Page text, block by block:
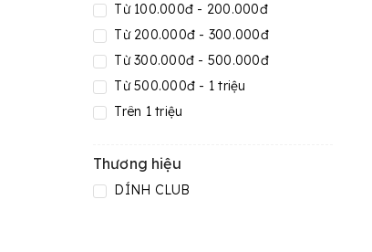
Từ 100.000đ - 200.000đ
Từ 200.000đ - 300.000đ
Từ 300.000đ - 500.000đ
Từ 500.000đ - 1 triệu
Trên 1 triệu
Thương hiệu
DÍNH CLUB